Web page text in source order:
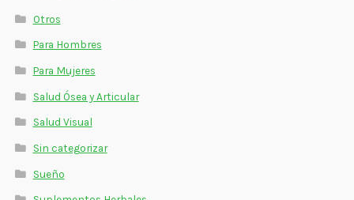
Otros
Para Hombres
Para Mujeres
Salud Ósea y Articular
Salud Visual
Sin categorizar
Sueño